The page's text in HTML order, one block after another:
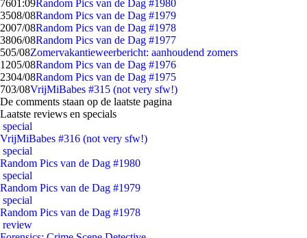
7601:09Random Pics van de Dag #1980
3508/08Random Pics van de Dag #1979
2007/08Random Pics van de Dag #1978
3806/08Random Pics van de Dag #1977
505/08Zomervakantieweerbericht: aanhoudend zomers
1205/08Random Pics van de Dag #1976
2304/08Random Pics van de Dag #1975
703/08VrijMiBabes #315 (not very sfw!)
De comments staan op de laatste pagina
Laatste reviews en specials
special
VrijMiBabes #316 (not very sfw!)
special
Random Pics van de Dag #1980
special
Random Pics van de Dag #1979
special
Random Pics van de Dag #1978
review